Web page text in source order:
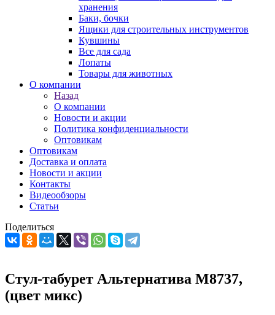
хранения
Баки, бочки
Ящики для строительных инструментов
Кувшины
Все для сада
Лопаты
Товары для животных
О компании
Назад
О компании
Новости и акции
Политика конфиденциальности
Оптовикам
Оптовикам
Доставка и оплата
Новости и акции
Контакты
Видеообзоры
Статьи
Поделиться
Стул-табурет Альтернатива М8737,
(цвет микс)